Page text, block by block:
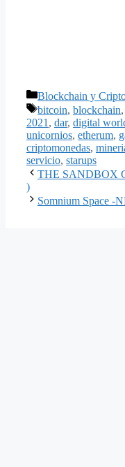
Categorías
Blockchain y
Etiquetas
bitcoin, blockchain,
2021 , dar, digital
unicornios, etherum,
criptomonedas,
servicio, starups
THE SANDBOX
)
Somnium Space -